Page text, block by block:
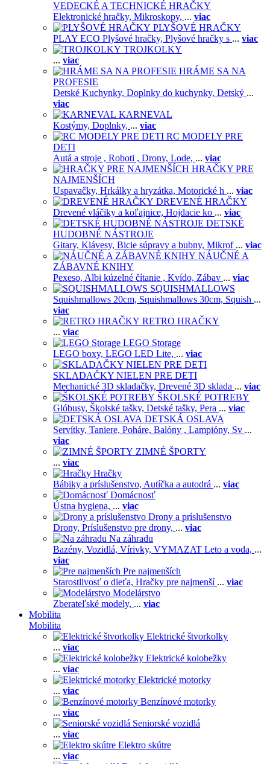
VEDECKÉ A TECHNICKÉ HRAČKY
Elektronické hračky, Mikroskopy, ... viac
PLYŠOVÉ HRAČKY
PLAY ECO Plyšové hračky, Plyšové hračky s ... viac
TROJKOLKY
... viac
HRÁME SA NA
PROFESIE
Detské Kuchynky, Doplnky do kuchynky, Detský ...
viac
KARNEVAL
Kostýmy, Doplnky, ... viac
RC MODELY PRE
DETI
Autá a stroje , Roboti , Drony, Lode, ... viac
HRAČKY PRE
NAJMENŠÍCH
Uspavačky, Hrkálky a hryzátka, Motorické h ... viac
DREVENÉ HRAČKY
Drevené vláčiky a koľajnice, Hojdacie ko ... viac
DETSKÉ
HUDOBNÉ NÁSTROJE
Gitary, Klávesy, Bicie súpravy a bubny, Mikrof ... viac
NÁUČNÉ A
ZÁBAVNÉ KNIHY
Pexeso, Albi kúzelné čítanie , Kvído, Zábav ... viac
SQUISHMALLOWS
Squishmallows 20cm, Squishmallows 30cm, Squish ...
viac
RETRO HRAČKY
... viac
LEGO Storage
LEGO boxy, LEGO LED Lite, ... viac
SKLADAČKY NIELEN PRE DETI
Mechanické 3D skladačky, Drevené 3D sklada ... viac
ŠKOLSKÉ POTREBY
Glóbusy, Školské tašky, Detské tašky, Pera ... viac
DETSKÁ OSLAVA
Servítky, Taniere, Poháre, Balóny , Lampióny, Sv ...
viac
ZIMNÉ ŠPORTY
... viac
Hračky
Bábiky a príslušenstvo, Autíčka a autodrá ... viac
Domácnosť
Ústna hygiena, ... viac
Drony a príslušenstvo
Drony, Príslušenstvo pre drony, ... viac
Na záhradu
Bazény, Vozidlá, Vírivky, VYMAZAT Leto a voda, ...
viac
Pre najmenších
Starostlivosť o dieťa, Hračky pre najmenší ... viac
Modelárstvo
Zberateľské modely, ... viac
Mobilita
Mobilita
Elektrické štvorkolky
... viac
Elektrické kolobežky
... viac
Elektrické motorky
... viac
Benzínové motorky
... viac
Seniorské vozidlá
... viac
Elektro skútre
... viac